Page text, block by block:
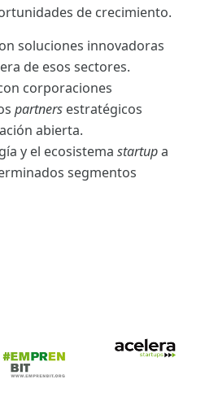
de crecimiento.
soluciones innovadoras
de esos sectores.
corporaciones
partners estratégicos
abierta.
y el ecosistema startupa
segmentos